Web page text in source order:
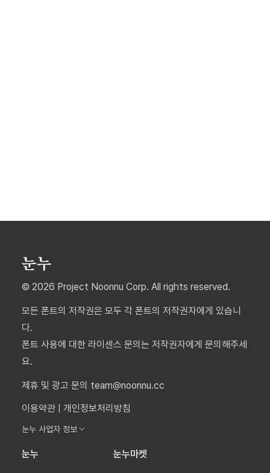
© 2026 Project Noonnu Corp. All rights reserved.
모든 폰트의 저작권은 모두 각 폰트의 저작권자에게 있습니
다.
폰트 사용에 대한 라이센스 문의는 저작권자에게 문의해주세
요.
제휴 및 광고 문의 team@noonnu.cc
이용약관
개인정보처리방침
눈누 사업자 정보
눈누 눈누마켓